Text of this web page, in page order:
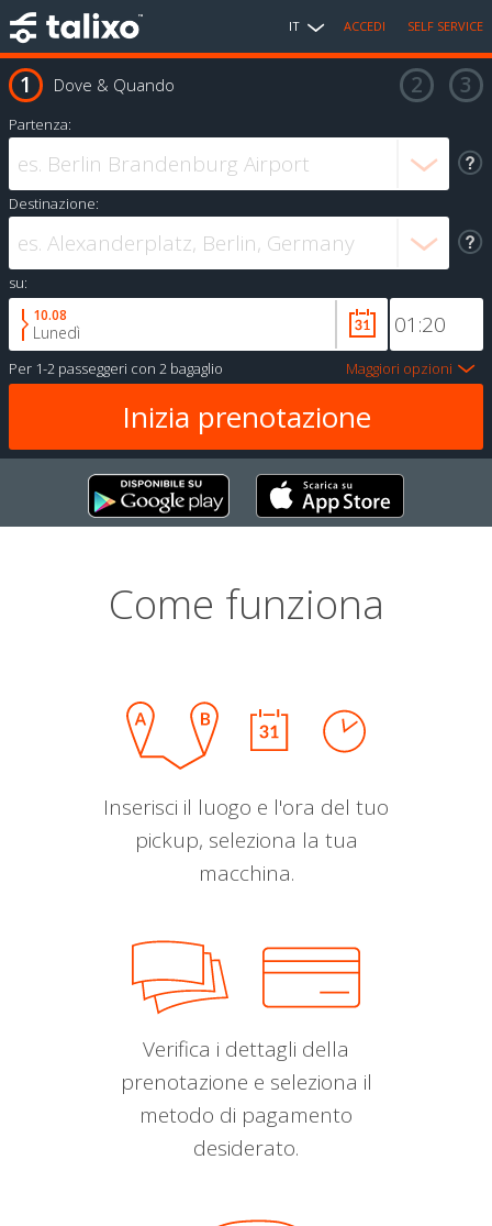
IT ACCEDI SELF SERVICE
Dove & Quando
Partenza:
Destinazione:
su:
10.08
Lunedì
Per 1-2 passeggeri con 2 bagaglio Maggiori opzioni
Come funziona
Inserisci il luogo e l'ora del tuo
pickup, seleziona la tua
macchina.
Verifica i dettagli della
prenotazione e seleziona il
metodo di pagamento
desiderato.